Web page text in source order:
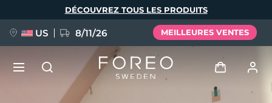
DÉCOUVREZ TOUS LES PRODUITS
US 8/11/26 MEILLEURES VENTES